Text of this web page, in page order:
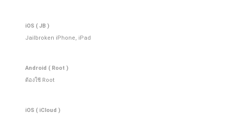
iOS ( JB )
Jailbroken iPhone, iPad
Android ( Root )
ต้องใช้ Root
iOS ( iCloud )